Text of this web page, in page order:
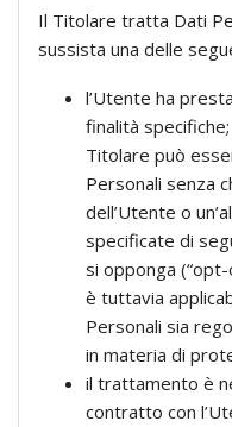
Il Titolare tratta Dati
sussista una delle
l’Utente ha
finalità
Titolare può
Personali senza
dell’Utente o
specificate di
si opponga
è tuttavia
Personali sia
in materia di
il trattamento è
contratto con